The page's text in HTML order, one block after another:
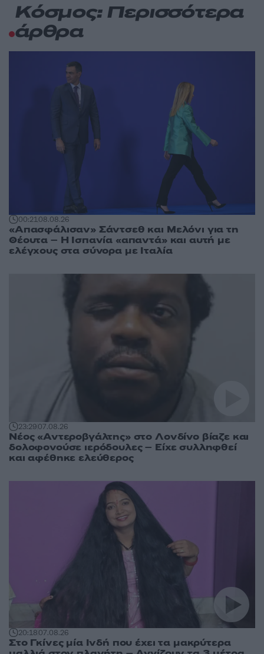
Κόσμος: Περισσότερα
άρθρα
00:2108.08.26
«Απασφάλισαν» Σάντσεθ και Μελόνι για τη
Θέουτα – Η Ισπανία «απαντά» και αυτή με
ελέγχους στα σύνορα με Ιταλία
23:2907.08.26
Νέος «Αντεροβγάλτης» στο Λονδίνο βίαζε και
δολοφονούσε ιερόδουλες – Είχε συλληφθεί
και αφέθηκε ελεύθερος
20:1807.08.26
Στο Γκίνες μία Ινδή που έχει τα μακρύτερα